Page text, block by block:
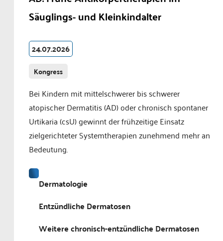
Säuglings- und Kleinkindalter
24.07.2026
Kongress
Bei Kindern mit mittelschwerer bis schwerer
atopischer Dermatitis (AD) oder chronisch spontaner
Urtikaria (csU) gewinnt der frühzeitige Einsatz
zielgerichteter Systemtherapien zunehmend mehr an
Bedeutung.
Dermatologie
Entzündliche Dermatosen
Weitere chronisch-entzündliche Dermatosen